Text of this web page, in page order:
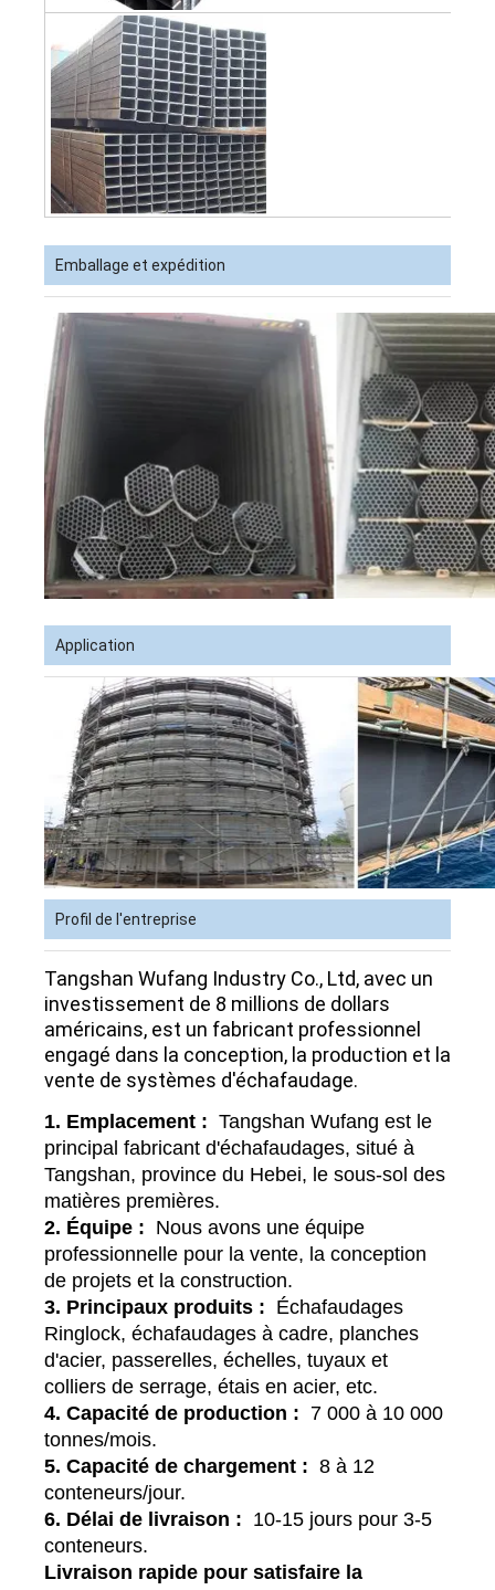
Emballage et expédition
Application
Profil de l'entreprise
Tangshan Wufang Industry Co., Ltd, avec un
investissement de 8 millions de dollars
américains, est un fabricant professionnel
engagé dans la conception, la production et la
vente de systèmes d'échafaudage.
1. Emplacement : Tangshan Wufang est le
principal fabricant d'échafaudages, situé à
Tangshan, province du Hebei, le sous-sol des
matières premières.
2. Équipe : Nous avons une équipe
professionnelle pour la vente, la conception
de projets et la construction.
3. Principaux produits : Échafaudages
Ringlock, échafaudages à cadre, planches
d'acier, passerelles, échelles, tuyaux et
colliers de serrage, étais en acier, etc.
4. Capacité de production : 7 000 à 10 000
tonnes/mois.
5. Capacité de chargement : 8 à 12
conteneurs/jour.
6. Délai de livraison : 10-15 jours pour 3-5
conteneurs.
Livraison rapide pour satisfaire la